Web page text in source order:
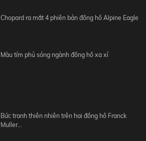
Chopard ra mắt 4 phiên bản đồng hồ Alpine Eagle
Màu tím phủ sóng ngành đồng hồ xa xỉ
Bức tranh thiên nhiên trên hai đồng hồ Franck
Muller…